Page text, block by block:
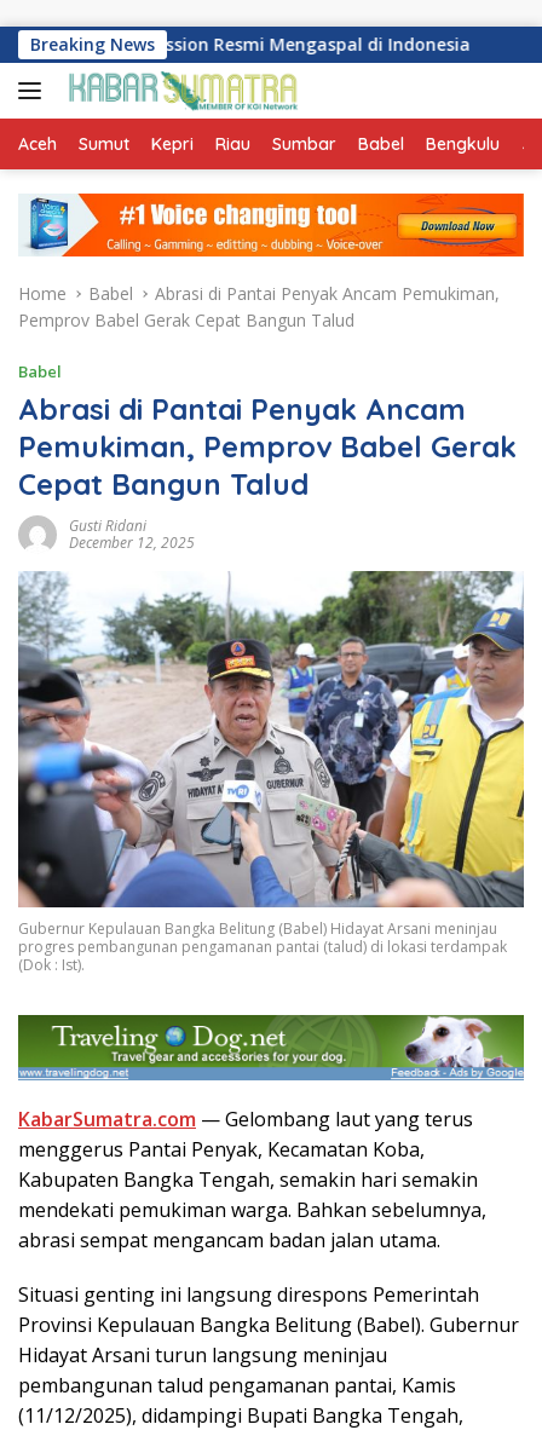
Breaking NewsResmi Mengaspal di Indonesia Perkuat
Aceh Sumut Kepri Riau Sumbar Babel Bengkulu
Home Babel
Abrasi di Pantai Penyak Ancam Pemukiman,
Pemprov Babel Gerak Cepat Bangun Talud
Babel
Abrasi di Pantai Penyak Ancam
Pemukiman, Pemprov Babel Gerak
Cepat Bangun Talud
Gusti Ridani
December 12, 2025
Gubernur Kepulauan Bangka Belitung (Babel) Hidayat Arsani meninjau
progres pembangunan pengamanan pantai (talud) di lokasi terdampak
(Dok : Ist).
KabarSumatra.com — Gelombang laut yang terus
menggerus Pantai Penyak, Kecamatan Koba,
Kabupaten Bangka Tengah, semakin hari semakin
mendekati pemukiman warga. Bahkan sebelumnya,
abrasi sempat mengancam badan jalan utama.
Situasi genting ini langsung direspons Pemerintah
Provinsi Kepulauan Bangka Belitung (Babel). Gubernur
Hidayat Arsani turun langsung meninjau
pembangunan talud pengamanan pantai, Kamis
(11/12/2025), didampingi Bupati Bangka Tengah,